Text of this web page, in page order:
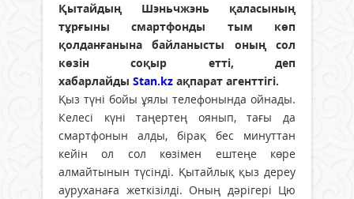
Қытайдың Шэньчжэнь қаласының
тұрғыны смартфонды тым көп
қолданғанына байланысты оның сол
көзін соқыр етті, деп
хабарлайды Stan.kz ақпарат агенттігі.
Қыз түні бойы ұялы телефонында ойнады.
Келесі күні таңертең оянып, тағы да
смартфонын алды, бірақ бес минуттан
кейін ол сол көзімен ештеңе көре
алмайтынын түсінді. Қытайлық қыз дереу
ауруханаға жеткізілді. Оның дәрігері Цю